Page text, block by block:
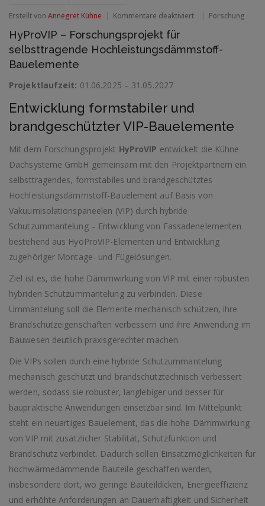
Erstellt von Annegret Kühne Kommentare deaktiviertfür
Forschungsprojekt
für
Forschung
HyProVIP – Forschungsprojekt für
selbsttragende Hochleistungsdämmstoff-
Bauelemente
Projektlaufzeit: 01.06.2025 – 31.05.2027
Entwicklung formstabiler und
brandgeschützter VIP-Bauelemente
Mit dem Forschungsprojekt HyProVIP entwickelt die Kühne
Dachsysteme GmbH gemeinsam mit den Projektpartnern ein
selbsttragendes, formstabiles und brandgeschütztes
Hochleistungsdämmstoff-Bauelement auf Basis von
Vakuumisolationspaneelen (VIP) durch hybride
Schutzummantelung – Entwicklung von Fassadenelementen
bestehend aus HyoProVIP-Elementen und Entwicklung
zugehöriger Montage- und Fügelösungen.
Ziel ist es, die hohe Dämmwirkung von VIP mit einer robusten
hybriden Schutzummantelung zu verbinden. Diese
Ummantelung soll die Elemente mechanisch schützen, ihre
Brandschutzeigenschaften verbessern und ihre Anwendung im
Bauwesen deutlich praxisgerechter machen.
Die VIPs sollen durch eine hybride Schutzummantelung
mechanisch geschützt und brandschutztechnisch verbessert
werden, sodass sie robuster, langlebiger und besser für
baupraktische Anwendungen einsetzbar sind. Im Mittelpunkt
steht ein neuartiges Bauelement, das die hohe Dämmwirkung
von VIP mit zusätzlicher Stabilität, Schutzfunktion und
Brandschutz verbindet. Dadurch sollen Einsatzmöglichkeiten für
hochwärmedämmende Bauteile geschaffen werden,
insbesondere dort, wo geringe Bauteildicken, Energieeffizienz
und erhöhte Anforderungen an Dauerhaftigkeit und Sicherheit